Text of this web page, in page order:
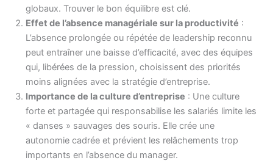
globaux. Trouver le bon équilibre est clé.
Effet de l’absence managériale sur la productivité :
L’absence prolongée ou répétée de leadership reconnu
peut entraîner une baisse d’efficacité, avec des équipes
qui, libérées de la pression, choisissent des priorités
moins alignées avec la stratégie d’entreprise.
Importance de la culture d’entreprise : Une culture
forte et partagée qui responsabilise les salariés limite les
« danses » sauvages des souris. Elle crée une
autonomie cadrée et prévient les relâchements trop
importants en l’absence du manager.